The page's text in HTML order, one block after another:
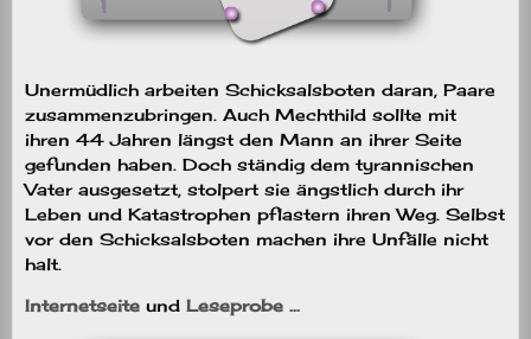
Unermüdlich arbeiten Schicksalsboten daran, Paare
zusammenzubringen. Auch Mechthild sollte mit
ihren 44 Jahren längst den Mann an ihrer Seite
gefunden haben. Doch ständig dem tyrannischen
Vater ausgesetzt, stolpert sie ängstlich durch ihr
Leben und Katastrophen pflastern ihren Weg. Selbst
vor den Schicksalsboten machen ihre Unfälle nicht
halt.
Internetseite und Leseprobe …